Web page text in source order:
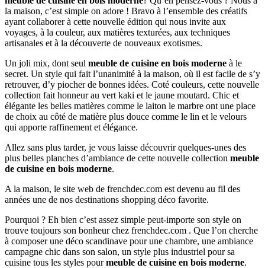
la maison, c’est simple on adore ! Bravo à l’ensemble des créatifs
ayant collaborer à cette nouvelle édition qui nous invite aux
voyages, à la couleur, aux matières texturées, aux techniques
artisanales et à la découverte de nouveaux exotismes.
Un joli mix, dont seul meuble de cuisine en bois moderne à le
secret. Un style qui fait l’unanimité à la maison, où il est facile de s’y
retrouver, d’y piocher de bonnes idées. Coté couleurs, cette nouvelle
collection fait honneur au vert kaki et le jaune moutard. Chic et
élégante les belles matières comme le laiton le marbre ont une place
de choix au côté de matière plus douce comme le lin et le velours
qui apporte raffinement et élégance.
Allez sans plus tarder, je vous laisse découvrir quelques-unes des
plus belles planches d’ambiance de cette nouvelle collection meuble
de cuisine en bois moderne.
A la maison, le site web de frenchdec.com est devenu au fil des
années une de nos destinations shopping déco favorite.
Pourquoi ? Eh bien c’est assez simple peut-importe son style on
trouve toujours son bonheur chez frenchdec.com . Que l’on cherche
à composer une déco scandinave pour une chambre, une ambiance
campagne chic dans son salon, un style plus industriel pour sa
cuisine tous les styles pourmeuble de cuisine en bois moderne.